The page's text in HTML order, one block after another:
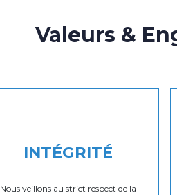
Valeurs &
INTÉGRITÉ
Nous veillons au strict respect de la